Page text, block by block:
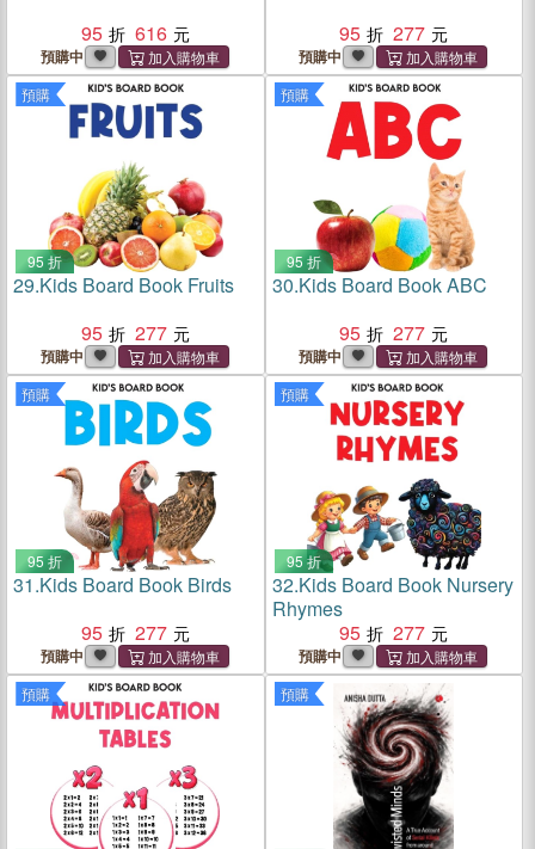
95
616
預購中
95
277
預購中
預購
95 折
29.Kids Board Book Fruits
95
277
預購中
預購
95 折
30.Kids Board Book ABC
95
277
預購中
預購
95 折
31.Kids Board Book Birds
95
277
預購中
預購
95 折
32.Kids Board Book Nursery
Rhymes
95
277
預購中
預購 預購